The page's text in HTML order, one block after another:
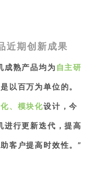
近期创新成果
成熟产品均为 自主研
以百万为单位的。
、模块化设计，今
行更新迭代，提高
客户提高时效性。”